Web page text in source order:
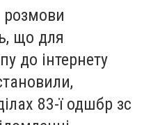
розмови
що для
до інтернету
83-ї одшбр зс